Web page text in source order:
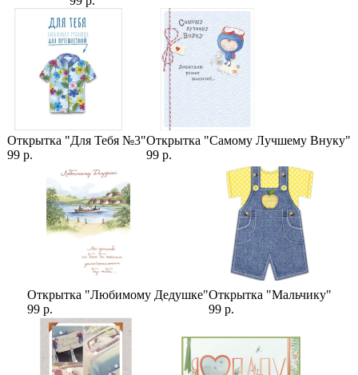
,Цены,Гипсофилы
Открытка "Для Тебя №3"
99 р.
Открытка "Самому Лучшему Внуку"
99 р.
Открытка "Любимому Дедушке"
99 р.
Открытка "Мальчику"
99 р.